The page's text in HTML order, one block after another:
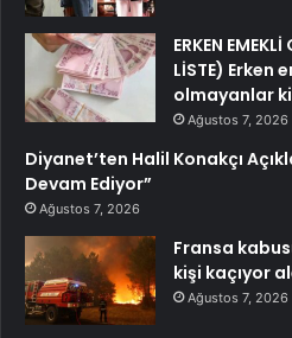
ERKEN
LİSTE) Erken
olmayanlar
Ağustos 7, 2026
Diyanet’ten Halil Konakçı
Devam Ediyor”
Ağustos 7, 2026
Fransa
kişi kaçıyor
Ağustos 7, 2026